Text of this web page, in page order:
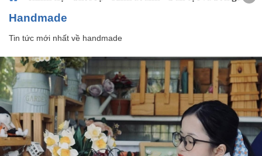
handmade
Tin tức mới nhất về handmade